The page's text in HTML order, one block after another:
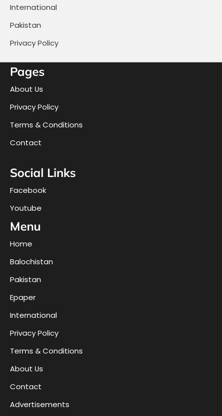
International
Pakistan
Privacy Policy
Pages
About Us
Privacy Policy
Terms & Conditions
Contact
Social Links
Facebook
Youtube
Menu
Home
Balochistan
Pakistan
Epaper
International
Privacy Policy
Terms & Conditions
About Us
Contact
Advertisements